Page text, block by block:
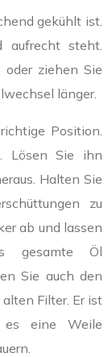
gekühlt ist.
aufrecht steht.
oder ziehen Sie
länger.
Position.
Lösen Sie ihn
Halten Sie
zu
ab und lassen
gesamte Öl
Sie auch den
Filter. Er ist
eine Weile